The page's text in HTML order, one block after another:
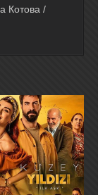
Котова /